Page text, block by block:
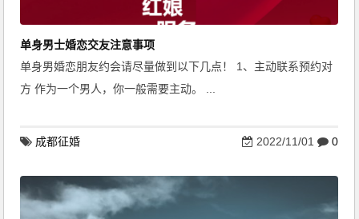
单身男士婚恋交友注意事项
单身男婚恋朋友约会请尽量做到以下几点！ 1、主动联系预约对
方 作为一个男人，你一般需要主动。 ...
成都征婚 2022/11/01 0